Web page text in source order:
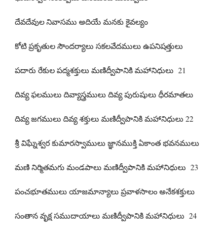
దేవదేవుల నివాసము అదియే మనకు కైవల్యం
కోటి ప్రకృతుల సౌందర్యాలు సకలవేదములు ఉపనిషత్తులు
పదారు రేకుల పద్మశక్తులు మణిద్వీపానికి మహానిధులు 21
దివ్య ఫలములు దివ్యాస్త్రములు దివ్య పురుషులు ధీరమాతలు
దివ్య జగములు దివ్య శక్తులు మణిద్వీపానికి మహానిధులు 22
శ్రీ విఘ్నేశ్వర కుమారస్వాములు జ్ఞానముక్తి ఏకాంత భవనములు
మణి నిర్మితమగు మండపాలు మణిద్వీపానికి మహానిధులు 23
పంచభూతములు యాజమాన్యాలు ప్రవాళసాలం అనేకశక్తులు
సంతాన వృక్ష సముదాయాలు మణిద్వీపానికి మహానిధులు 24